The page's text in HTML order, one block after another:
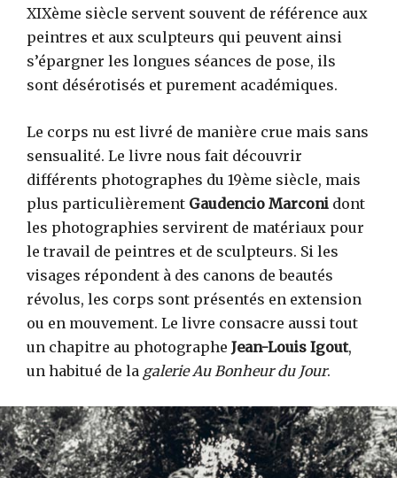
XIXème siècle servent souvent de référence aux
peintres et aux sculpteurs qui peuvent ainsi
s’épargner les longues séances de pose, ils
sont désérotisés et purement académiques.
Le corps nu est livré de manière crue mais sans
sensualité. Le livre nous fait découvrir
différents photographes du 19ème siècle, mais
plus particulièrement Gaudencio Marconi dont
les photographies servirent de matériaux pour
le travail de peintres et de sculpteurs. Si les
visages répondent à des canons de beautés
révolus, les corps sont présentés en extension
ou en mouvement. Le livre consacre aussi tout
un chapitre au photographe Jean-Louis Igout,
un habitué de la galerie Au Bonheur du Jour.